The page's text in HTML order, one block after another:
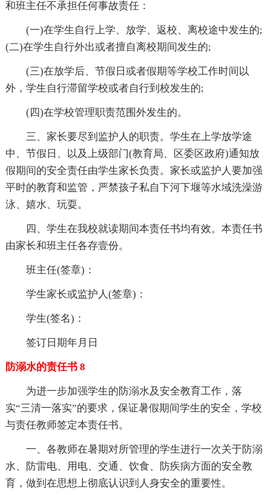
和班主任不承担任何事故责任：
(一)在学生自行上学、放学、返校、离校途中发生的;
(二)在学生自行外出或者擅自离校期间发生的;
(三)在放学后、节假日或者假期等学校工作时间以
外，学生自行滞留学校或者自行到校发生的;
(四)在学校管理职责范围外发生的。
三、家长要尽到监护人的职责。学生在上学放学途
中、节假日、以及上级部门(教育局、区委区政府)通知放
假期间的安全责任由学生家长负责。家长或监护人要加强
平时的教育和监管，严禁孩子私自下河下堰等水域洗澡游
泳、嬉水、玩耍。
四、学生在我校就读期间本责任书均有效。本责任书
由家长和班主任各存壹份。
班主任(签章)：
学生家长或监护人(签章)：
学生(签名)：
签订日期年月日
防溺水的责任书 8
为进一步加强学生的防溺水及安全教育工作，落
实“三清一落实”的要求，保证暑假期间学生的安全，学校
与责任教师签定本责任书。
一、各教师在暑期对所管理的学生进行一次关于防溺
水、防雷电、用电、交通、饮食、防疾病方面的安全教
育，做到在思想上彻底认识到人身安全的重要性。